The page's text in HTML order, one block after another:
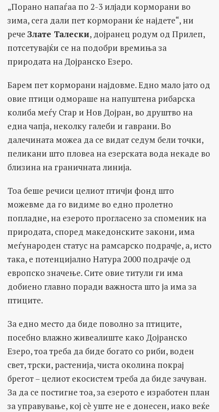
„Порано напаѓаа по 2-3 илјади корморани во
зима, сега дали пет корморани ќе најдете“, ни
рече Злате Талески, дојранец родум од Прилеп,
потсетувајќи се на подобри времиња за
природата на Дојранско Езеро.
Барем пет корморани најдовме. Едно мало јато од
овие птици одмораше на напуштена рибарска
колиба меѓу Стар и Нов Дојран, во друштво на
една чапја, неколку галеби и гаврани. Во
далечината можеа да се видат седум бели точки,
пеликани што пловеа на езерската вода некаде во
близина на граничната линија.
Тоа беше речиси целиот птичји фонд што
можевме да го видиме во едно пролетно
попладне, на езерото прогласено за споменик на
природата, според македонските закони, има
меѓународен статус на рамсарско подрачје, а, исто
така, е потенцијално Натура 2000 подрачје од
европско значење. Сите овие титули ги има
добиено главно поради важноста што ја има за
птиците.
За едно место да биде поволно за птиците,
посебно влажно живеалиште како Дојранско
Езеро, тоа треба да биде богато со риби, воден
свет, трски, растенија, чиста околина покрај
брегот – целиот екосистем треба да биде зачуван.
За да се постигне тоа, за езерото е изработен план
за управување, кој сè уште не е донесен, иако веќе